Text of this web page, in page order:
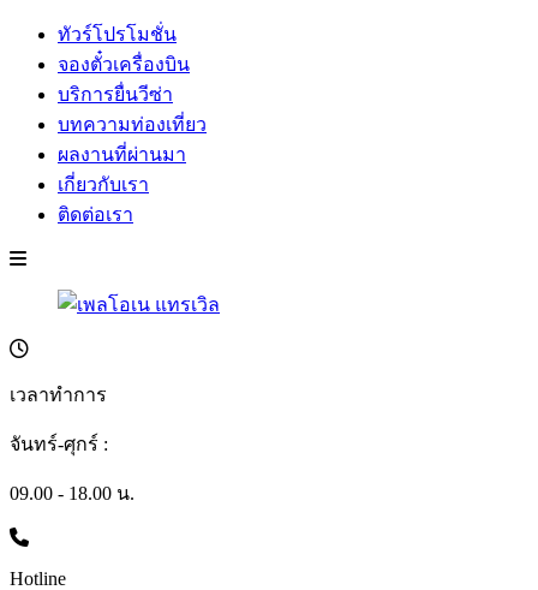
ทัวร์โปรโมชั่น
จองตั๋วเครื่องบิน
บริการยื่นวีซ่า
บทความท่องเที่ยว
ผลงานที่ผ่านมา
เกี่ยวกับเรา
ติดต่อเรา
เวลาทำการ
จันทร์-ศุกร์ :
09.00 - 18.00 น.
Hotline